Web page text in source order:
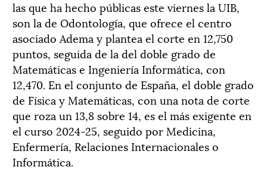
las que ha hecho públicas este viernes la UIB,
son la de Odontología, que ofrece el centro
asociado Adema y plantea el corte en 12,750
puntos, seguida de la del doble grado de
Matemáticas e Ingeniería Informática, con
12,470. En el conjunto de España, el doble grado
de Física y Matemáticas, con una nota de corte
que roza un 13,8 sobre 14, es el más exigente en
el curso 2024-25, seguido por Medicina,
Enfermería, Relaciones Internacionales o
Informática.